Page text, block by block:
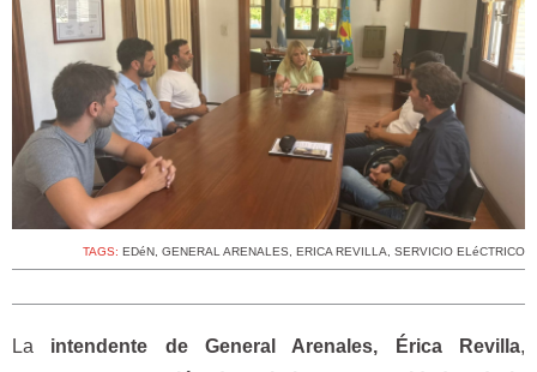
TAGS: EDéN, GENERAL ARENALES, ERICA REVILLA, SERVICIO ELéCTRICO
La intendente de General Arenales, Érica Revilla,